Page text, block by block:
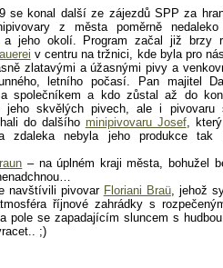
se konal další ze zájezdů SPP za
z města poměrně
a jeho okolí. Program začal již brzy
v centru na tržnici, kde byla pro
zlatavými a úžasnými pivy a
letního počasí. Pan majitel
společníkem a kdo zůstal až do
jeho skvělých pivech, ale i pivovaru
do dalšího minipivovaru Josef,
zdaleka nebyla jeho produkce
– na úplném kraji města, bohužel
navštívili pivovar Floriani Braü, jehož
říjnové zahrádky s
pole se zapadajícím sluncem s
;)